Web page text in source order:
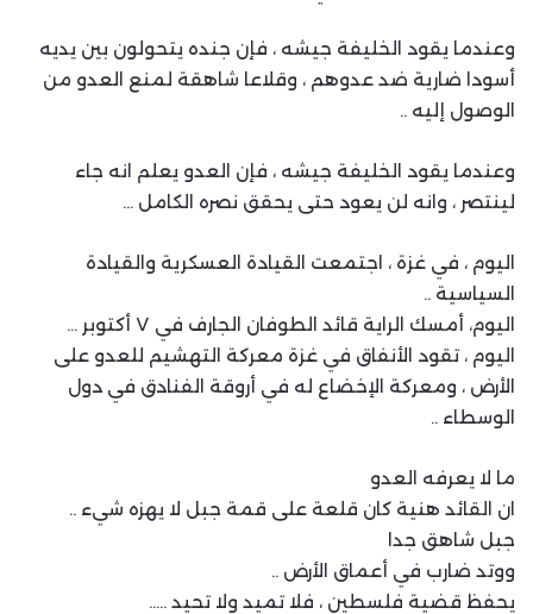
وعندما يقود الخليفة جيشه ، فإن جنده يتحولون بين يديه
أسودا ضارية ضد عدوهم ، وقلاعا شاهقة لمنع العدو من
الوصول إليه ..
وعندما يقود الخليفة جيشه ، فإن العدو يعلم انه جاء
لينتصر ، وانه لن يعود حتى يحقق نصره الكامل …
اليوم ، في غزة ، اجتمعت القيادة العسكرية والقيادة
السياسية ..
اليوم، أمسك الراية قائد الطوفان الجارف في ٧ أكتوبر …
اليوم ، تقود الأنفاق في غزة معركة التهشيم للعدو على
الأرض ، ومعركة الإخضاع له في أروقة الفنادق في دول
الوسطاء ..
ما لا يعرفه العدو
ان القائد هنية كان قلعة على قمة جبل لا يهزه شيء ..
جبل شاهق جدا
ووتد ضارب في أعماق الأرض ..
يحفظ قضية فلسطين ، فلا تميد ولا تحيد …..